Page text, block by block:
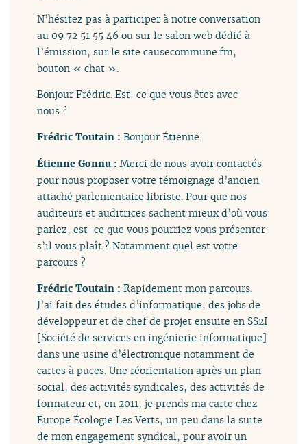
N’hésitez pas à participer à notre conversation
au 09 72 51 55 46 ou sur le salon web dédié à
l’émission, sur le site causecommune.fm,
bouton « chat ».
Bonjour Frédric. Est-ce que vous êtes avec
nous ?
Frédric Toutain :Bonjour Étienne.
Étienne Gonnu :Merci de nous avoir contactés
pour nous proposer votre témoignage d’ancien
attaché parlementaire libriste. Pour que nos
auditeurs et auditrices sachent mieux d’où vous
parlez, est-ce que vous pourriez vous présenter
s’il vous plaît ? Notamment quel est votre
parcours ?
Frédric Toutain :Rapidement mon parcours.
J’ai fait des études d’informatique, des jobs de
développeur et de chef de projet ensuite en SS2I
[Société de services en ingénierie informatique]
dans une usine d’électronique notamment de
cartes à puces. Une réorientation après un plan
social, des activités syndicales, des activités de
formateur et, en 2011, je prends ma carte chez
Europe Écologie Les Verts, un peu dans la suite
de mon engagement syndical, pour avoir un